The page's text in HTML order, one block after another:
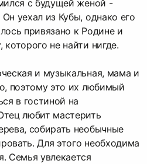
с будущей женой -
уехал из Кубы, однако его
привязано к Родине и
не найти нигде.
и музыкальная, мама и
поэтому это их любимый
в гостиной на
любит мастерить
собирать необычные
Для этого необходима
Семья увлекается